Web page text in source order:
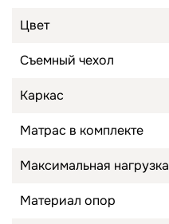
Цвет
Съемный чехол
Каркас
Матрас в комплекте
Максимальная нагрузка
Материал опор